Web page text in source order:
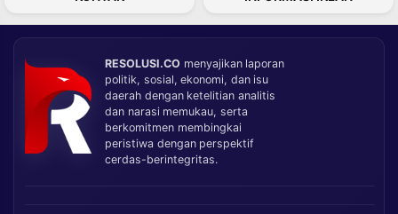
RESOLUSI.CO menyajikan laporan
politik, sosial, ekonomi, dan isu
daerah dengan ketelitian analitis
dan narasi memukau, serta
berkomitmen membingkai
peristiwa dengan perspektif
cerdas-berintegritas.